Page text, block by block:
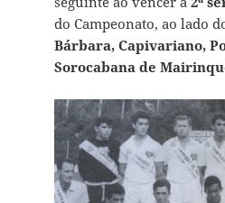
do Campeonato, ao lado
Bárbara, Capivariano,
Sorocabana de